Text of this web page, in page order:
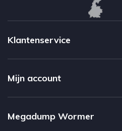
Klantenservice
Mijn account
Megadump Wormer